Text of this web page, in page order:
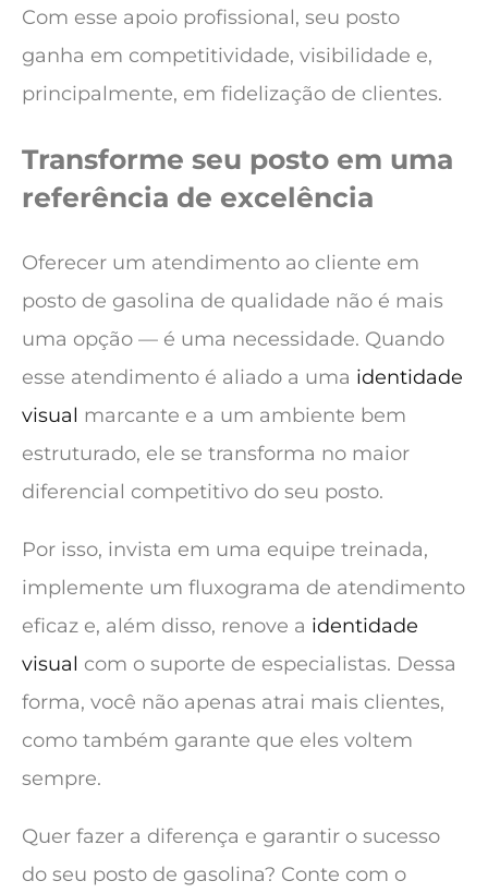
Com esse apoio profissional, seu posto
ganha em competitividade, visibilidade e,
principalmente, em fidelização de clientes.
Transforme seu posto em uma
referência de excelência
Oferecer um atendimento ao cliente em
posto de gasolina de qualidade não é mais
uma opção — é uma necessidade. Quando
esse atendimento é aliado a uma identidade
visual marcante e a um ambiente bem
estruturado, ele se transforma no maior
diferencial competitivo do seu posto.
Por isso, invista em uma equipe treinada,
implemente um fluxograma de atendimento
eficaz e, além disso, renove a identidade
visual com o suporte de especialistas. Dessa
forma, você não apenas atrai mais clientes,
como também garante que eles voltem
sempre.
Quer fazer a diferença e garantir o sucesso
do seu posto de gasolina? Conte com o